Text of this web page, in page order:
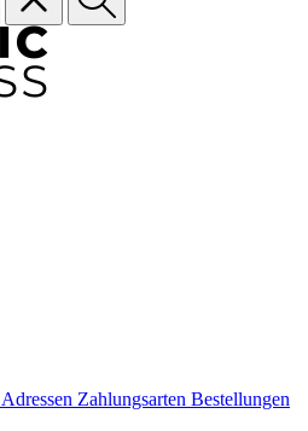
Adressen Zahlungsarten Bestellungen